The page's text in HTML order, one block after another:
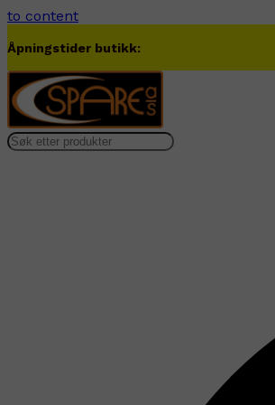
to content
Åpningstider butikk: